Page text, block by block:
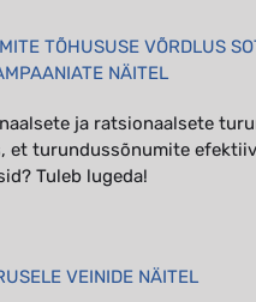
TÕHUSUSE VÕRDLUS
NÄITEL
ja ratsionaalsete
et turundussõnumite
Tuleb lugeda!
VEINIDE NÄITEL